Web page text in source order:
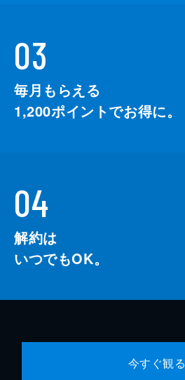
03
毎月もらえる
1,200ポイントでお得に。
04
解約は
いつでもOK。
今すぐ観る